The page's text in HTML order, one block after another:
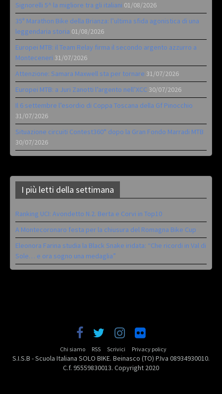
Signorelli 5^ la migliore tra gli italiani 01/08/2026
35ª Marathon Bike della Brianza: l’ultima sfida agonistica di una
leggendaria storia 01/08/2026
Europei MTB: il Team Relay firma il secondo argento azzurro a
Monteceneri 31/07/2026
Attenzione: Samara Maxwell sta per tornare 31/07/2026
Europei MTB: a Juri Zanotti l’argento nell’XCC 30/07/2026
Il 6 settembre l’esordio di Coppa Toscana della Gf Pinocchio
31/07/2026
Situazione circuiti Contest360° dopo la Gran Fondo Marradi MTB
30/07/2026
I più letti della settimana
Ranking UCI: Avondetto N.2. Berta e Corvi in Top10
A Montecoronaro festa per la chiusura del Romagna Bike Cup
Eleonora Farina studia la Black Snake iridata: “Che ricordi in Val di
Sole… e ora sogno una medaglia”
Chi siamo RSS Scrivici Privacy policy
S.I.S.B - Scuola Italiana SOLO BIKE. Beinasco (TO) P.Iva 08934930010.
C.f. 95559830013. Copyright 2020